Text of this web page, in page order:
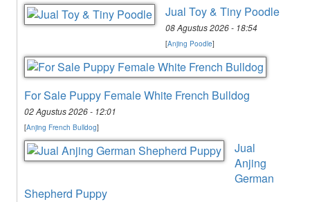
Jual Toy & Tiny Poodle
08 Agustus 2026 - 18:54
[Anjing Poodle]
For Sale Puppy Female White French Bulldog
02 Agustus 2026 - 12:01
[Anjing French Bulldog]
Jual
Anjing
German
Shepherd Puppy